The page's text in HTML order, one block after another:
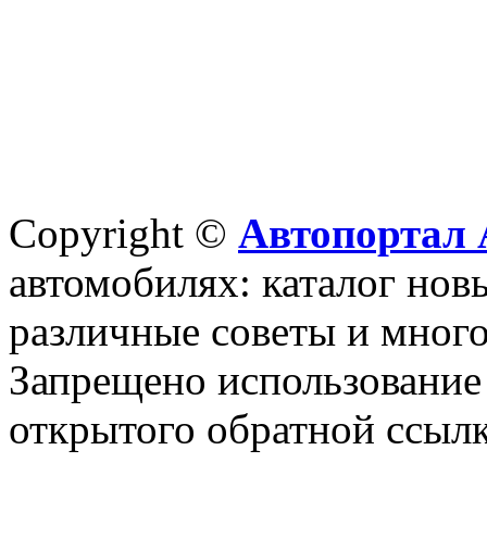
Copyright © Автопортал
автомобилях: каталог
различные советы и
Запрещено
открытого обратной